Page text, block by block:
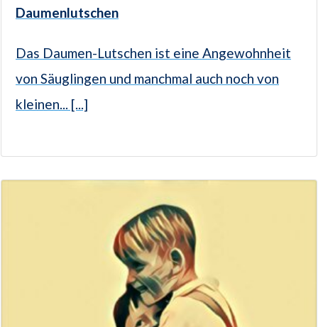
Daumenlutschen
Das Daumen-Lutschen ist eine Angewohnheit
von Säuglingen und manchmal auch noch von
kleinen... [...]